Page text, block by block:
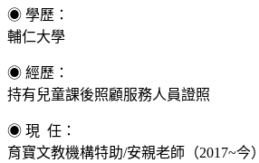
◉ 學歷：
輔仁大學
◉ 經歷：
持有兒童課後照顧服務人員證照
◉ 現 任：
育寶文教機構特助/安親老師（2017~今）